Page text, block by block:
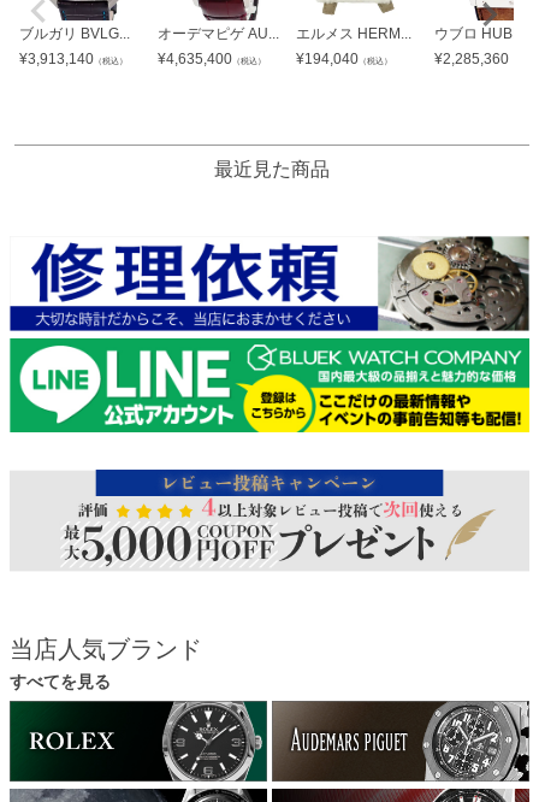
ブルガリ BVLG...
¥3,913,140 （税込）
オーデマピゲ AU...
¥4,635,400 （税込）
エルメス HERM...
¥194,040 （税込）
ウブロ
¥2,285,360
最近見た商品
当店人気ブランド
すべてを見る